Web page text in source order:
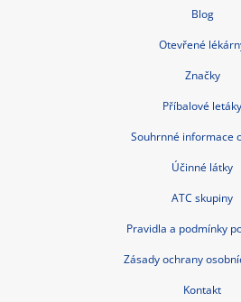
Czech Republic nonstop-lekarna.cz